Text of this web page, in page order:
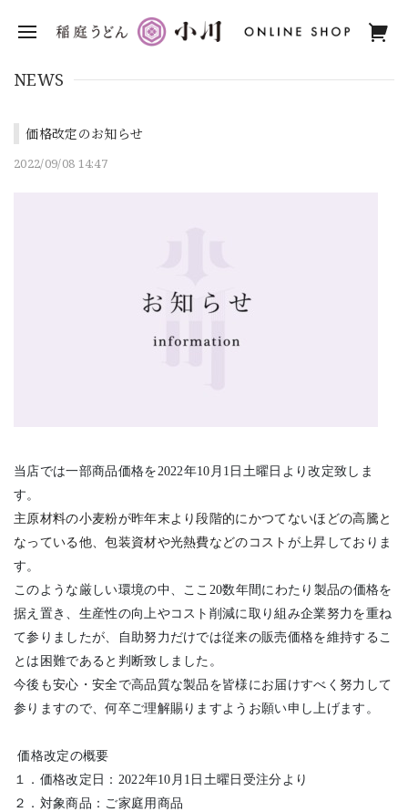
NEWS
価格改定のお知らせ
2022/09/08 14:47
当店では一部商品価格を2022年10 月 1 日土曜日より改定致しま
す。
主原材料の小麦粉が昨年末より段階的にかつてないほどの高騰と
なっている他、包装資材や光熱費などのコスト が上昇しておりま
す。
このような厳しい環境の中、ここ 20数年間にわたり製品の価格を
据え置き、生産性の向上やコスト削減に取り組み企業努力を重ね
て参りましたが、自助努力だけでは従来の販売価格を維持するこ
とは困難であると判断致しました。
今後も安心・安全で高品質な製品を皆様にお届けすべく努力して
参りますので、何卒ご理解賜りますようお願い申し上げます。
価格改定の概要
１．価格改定日： 2022年10 月 1 日土曜日受注分より
２．対象商品：ご家庭用商品